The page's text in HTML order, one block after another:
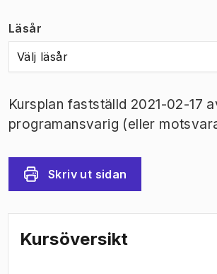
Läsår
Välj läsår
Kursplan fastställd 2021-02-17
programansvarig (eller
Skriv ut sidan
Kursöversikt